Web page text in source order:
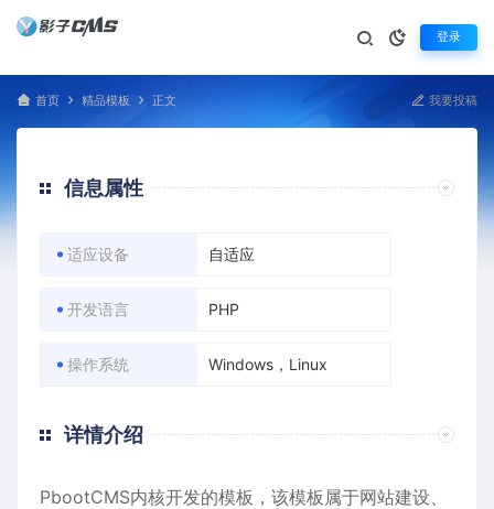
登录
首页 精品模板 正文 我要投稿
信息属性
适应设备 自适应
开发语言 PHP
操作系统 Windows，Linux
详情介绍
PbootCMS内核开发的模板，该模板属于网站建设、